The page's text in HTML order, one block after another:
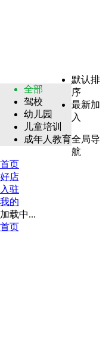
全部
驾校
幼儿园
儿童培训
成年人教育
默认排
序
最新加
入
全局导
航
首页
好店
入驻
我的
加载中...
首页